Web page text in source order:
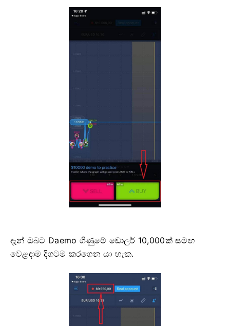
දැන් ඔබට Daemo ගිණුමේ ඩොලර් 10,000ක් සමඟ
වෙළඳාම දිගටම කරගෙන යා හැක.